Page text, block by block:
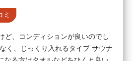
ミ
ど、コンディションが良いのでし
く、じっくり入れるタイプ サウナ